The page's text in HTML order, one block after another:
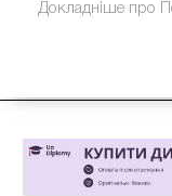
Докладніше про